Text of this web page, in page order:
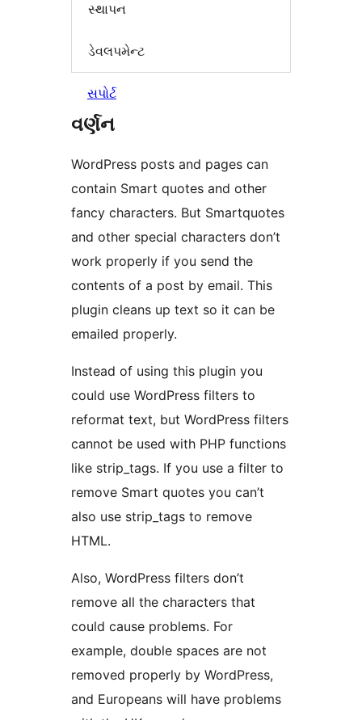
સ્થાપન
ડેવલપમેન્ટ
સપોર્ટ
વર્ણન
WordPress posts and pages can
contain Smart quotes and other
fancy characters. But Smartquotes
and other special characters don’t
work properly if you send the
contents of a post by email. This
plugin cleans up text so it can be
emailed properly.
Instead of using this plugin you
could use WordPress filters to
reformat text, but WordPress filters
cannot be used with PHP functions
like strip_tags. If you use a filter to
remove Smart quotes you can’t
also use strip_tags to remove
HTML.
Also, WordPress filters don’t
remove all the characters that
could cause problems. For
example, double spaces are not
removed properly by WordPress,
and Europeans will have problems